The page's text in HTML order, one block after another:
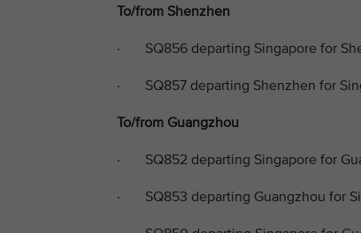
To/from Shenzhen
· SQ856 departing Singapore for
· SQ857 departing Shenzhen for
To/from Guangzhou
· SQ852 departing Singapore for
· SQ853 departing Guangzhou for